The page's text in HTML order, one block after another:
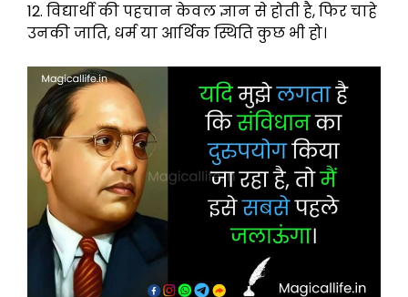
12. विद्यार्थी की पहचान केवल ज्ञान से होती है, फिर चाहे
उनकी जाति, धर्म या आर्थिक स्थिति कुछ भी हो।